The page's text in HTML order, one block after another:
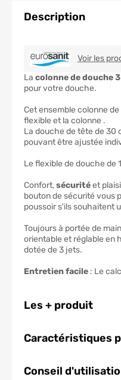
Description
Voir les
La colonne de douche
pour votre douche.
Cet ensemble colonne
flexible et la colonne .
La douche de tête de 30
pouvant être ajustée
Le flexible de douche de
Confort,sécuritéet
bouton de sécurité vous
poussoir s'ils souhaitent
Toujours à portée de
orientable et réglable en
dotée de 3 jets.
Entretien facile : Le
Les + produit
Caractéristiques
Conseil